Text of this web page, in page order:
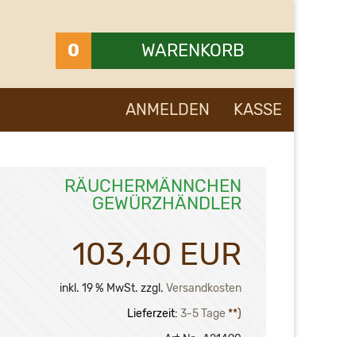
0 WARENKORB
Ihr Warenkorb ist leer.
ANMELDEN KASSE
RÄUCHERMÄNNCHEN
GEWÜRZHÄNDLER
103,40 EUR
inkl. 19 % MwSt. zzgl. Versandkosten
Lieferzeit: 3-5 Tage **)